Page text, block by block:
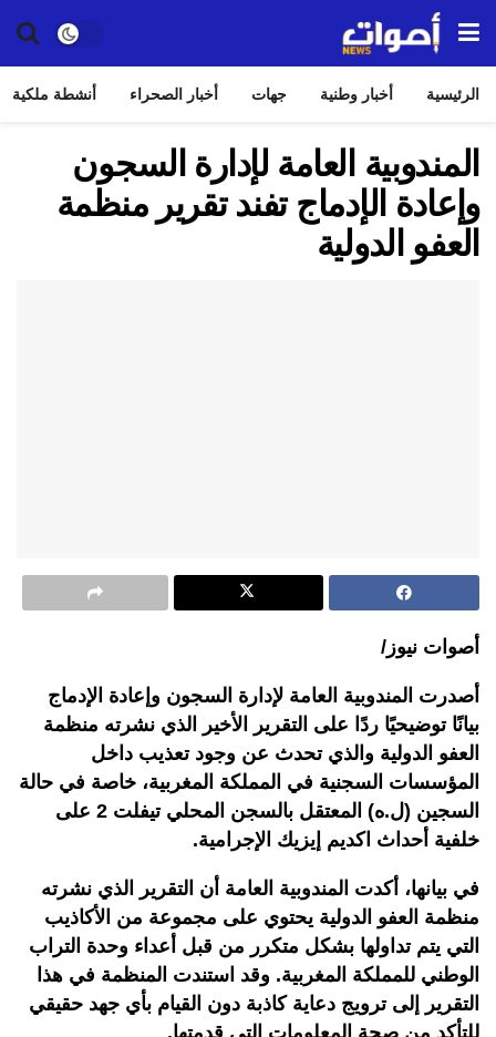
الرئيسية أخبار وطنية جهات أخبار الصحراء أنشطة ملكية
المندوبية العامة لإدارة السجون
وإعادة الإدماج تفند تقرير منظمة
العفو الدولية
أصوات نيوز/
أصدرت المندوبية العامة لإدارة السجون وإعادة الإدماج
بيانًا توضيحيًا ردًا على التقرير الأخير الذي نشرته منظمة
العفو الدولية والذي تحدث عن وجود تعذيب داخل
المؤسسات السجنية في المملكة المغربية، خاصة في حالة
السجين (ل.ه) المعتقل بالسجن المحلي تيفلت 2 على
خلفية أحداث اكديم إيزيك الإجرامية.
في بيانها، أكدت المندوبية العامة أن التقرير الذي نشرته
منظمة العفو الدولية يحتوي على مجموعة من الأكاذيب
التي يتم تداولها بشكل متكرر من قبل أعداء وحدة التراب
الوطني للمملكة المغربية. وقد استندت المنظمة في هذا
التقرير إلى ترويج دعاية كاذبة دون القيام بأي جهد حقيقي
للتأكد من صحة المعلومات التي قدمتها.